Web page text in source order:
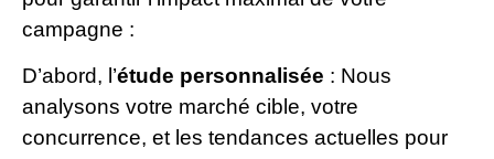
campagne :
D’abord, l’étude personnalisée : Nous
analysons votre marché cible, votre
concurrence, et les tendances actuelles pour